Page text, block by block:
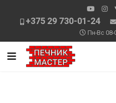
+375 29 730-01-24
Пн-Вс 08-